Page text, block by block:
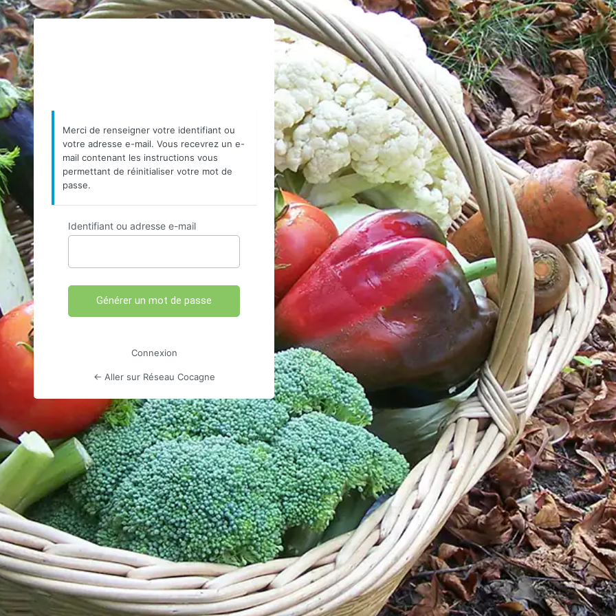
https://www.reseaucocagne.org
Merci de renseigner votre identifiant ou
votre adresse e-mail. Vous recevrez un e-
mail contenant les instructions vous
permettant de réinitialiser votre mot de
passe.
Identifiant ou adresse e-mail
Connexion
← Aller sur Réseau Cocagne